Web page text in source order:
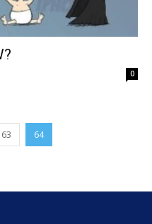
0
63 64